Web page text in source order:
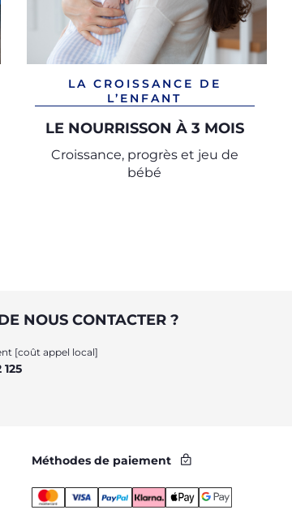
LA CROISSANCE DE
L’ENFANT
LE NOURRISSON À 3 MOIS
Croissance, progrès et jeu de
bébé
NOUS CONTACTER ?
[coût appel local]
Méthodes de paiement